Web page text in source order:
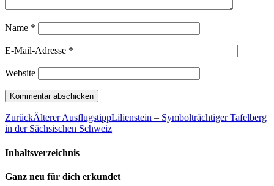
Name *
E-Mail-Adresse *
Website
ZurückÄlterer AusflugstippLilienstein – Symbolträchtiger Tafelberg
in der Sächsischen Schweiz
Inhaltsverzeichnis
Ganz neu für dich erkundet